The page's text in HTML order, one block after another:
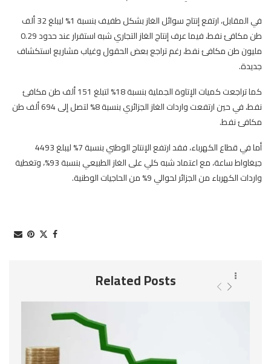
في المقابل، ارتفع إنتاج سوائل الغاز بشكل طفيف بنسبة 1% ليبلغ 32 ألف
طن مكافئ نفط، فيما عرف إنتاج الغاز التجاري شبه استقرار عند حدود 0.29
مليون طن مكافئ نفط، رغم تراجع بعض الحقول وغياب مشاريع استكشاف
جديدة.
كما تراجعت كميات الإتاوة الجملية بنسبة 18% لتبلغ 151 ألف طن مكافئ
نفط، في حين ارتفعت واردات الغاز الجزائري بنسبة 8% لتصل إلى 694 ألف طن
مكافئ نفط.
أما في قطاع الكهرباء، فقد ارتفع الإنتاج الوطني بنسبة 7% ليبلغ 4493
جيغاواط ساعة، مع اعتماد شبه كلي على الغاز الطبيعي بنسبة 93%، وتغطية
واردات الكهرباء من الجزائر لحوالي 9% من الحاجيات الوطنية.
Related Posts